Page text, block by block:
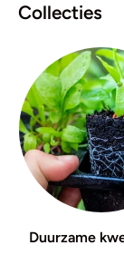
Collecties
Duurzame